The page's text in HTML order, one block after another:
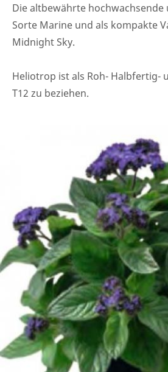
Die altbewährte
Sorte Marine und als kompakte
Midnight Sky.
Heliotrop ist als Roh- Halbfertig-
T12 zu beziehen.